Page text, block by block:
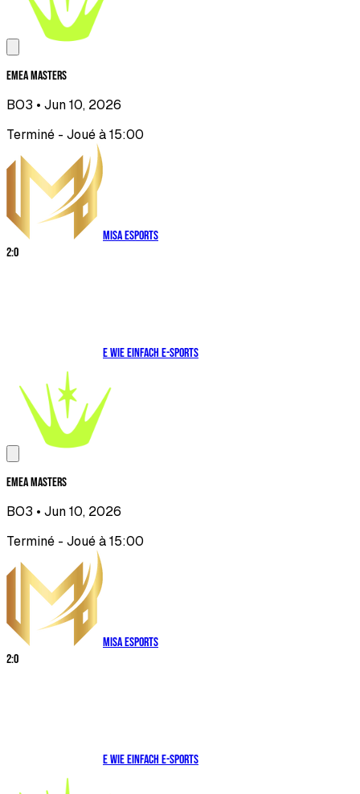
EMEA Masters
BO3 • Jun 10, 2026
Terminé - Joué à 15:00
Misa Esports
2:0
E WIE EINFACH E-SPORTS
EMEA Masters
BO3 • Jun 10, 2026
Terminé - Joué à 15:00
Misa Esports
2:0
E WIE EINFACH E-SPORTS